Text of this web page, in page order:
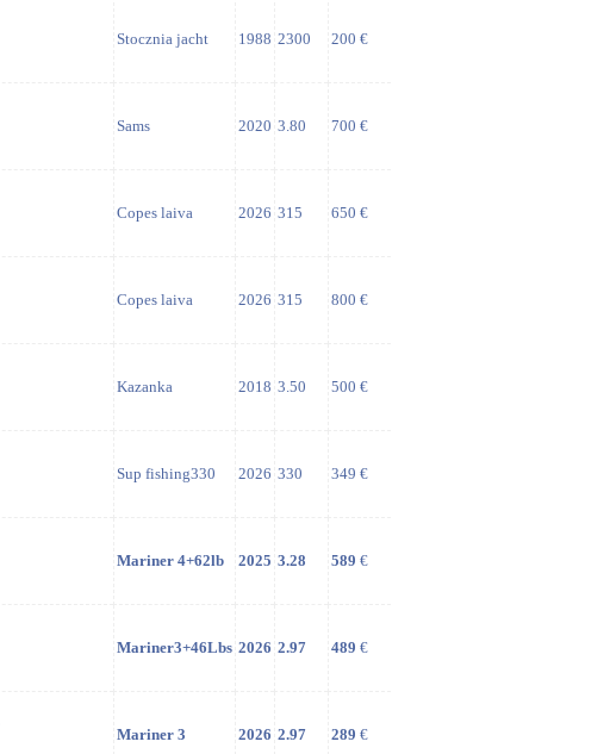
Stocznia jacht 1988 2300 200 €
Sams 2020 3.80 700 €
Copes laiva 2026 315 650 €
Copes laiva 2026 315 800 €
Kazanka 2018 3.50 500 €
Sup fishing330 2026 330 349 €
Mariner 4+62lb 2025 3.28 589 €
Mariner3+46Lbs 2026 2.97 489 €
Mariner 3 2026 2.97 289 €